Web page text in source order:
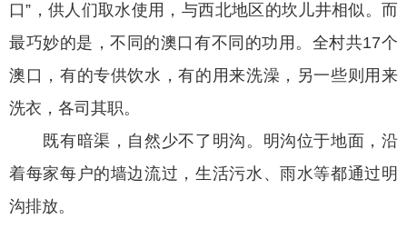
口”，供人们取水使用，与西北地区的坎儿井相似。而
最巧妙的是，不同的澳口有不同的功用。全村共17个
澳口，有的专供饮水，有的用来洗澡，另一些则用来
洗衣，各司其职。
既有暗渠，自然少不了明沟。明沟位于地面，沿
着每家每户的墙边流过，生活污水、雨水等都通过明
沟排放。